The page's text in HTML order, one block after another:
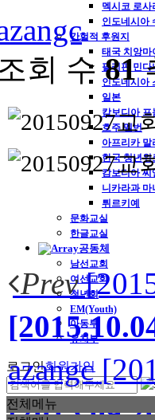
멕시코 로사
인도네시아
간헐적 후원지
태국 치앙마
필리핀 민다
인도네시아
일본
캄보디아 프
호주 멜번
아프리카 말
한국 청년위
캄보디아 씨
니카라과 마
튀르키예
문화교실
한글교실
공동체
남선교회
여선교회
청년회
EM(Youth)
아동부
유치부
로그인회원가입
전체메뉴
회 수81
Prev
azangc